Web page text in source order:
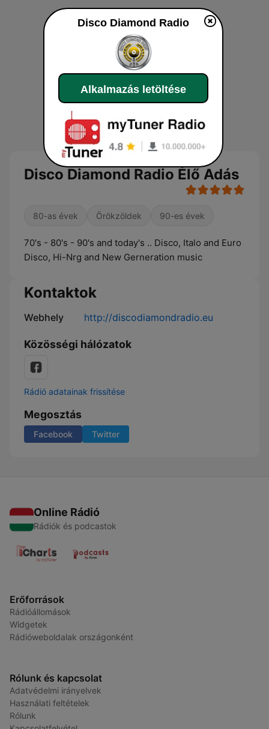
Disco Diamond Radio Élő Adás
80-as évek Örökzöldek 90-es évek
70's - 80's - 90's and today's .. Disco, Italo and Euro
Disco, Hi-Nrg and New Gerneration music
Kontaktok
Webhely http://discodiamondradio.eu
Közösségi hálózatok
Rádió adatainak frissítése
Megosztás
Facebook Twitter
Online Rádió
Rádiók és podcastok
Erőforrások
Rádióállomások
Widgetek
Rádióweboldalak országonként
Rólunk és kapcsolat
Adatvédelmi irányelvek
Használati feltételek
Rólunk
Disco Diamond Radio
Alkalmazás letöltése